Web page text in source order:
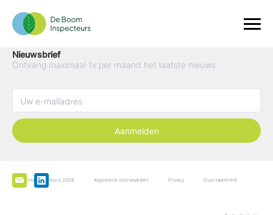
Nieuwsbrief
Ontvang maximaal 1x per maand het laatste nieuws
Aanmelden
De Boominspecteurs 2026 Algemene voorwaarden Privacy Duurzaamheid